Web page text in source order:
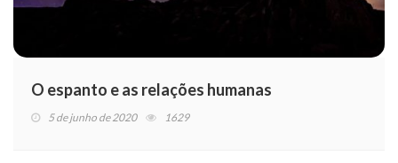
O espanto e as relações humanas
5 de junho de 2020 1629